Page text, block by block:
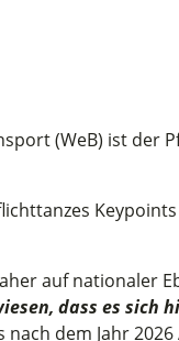
(WeB) ist der
auf nationaler
dass es
dem Jahr